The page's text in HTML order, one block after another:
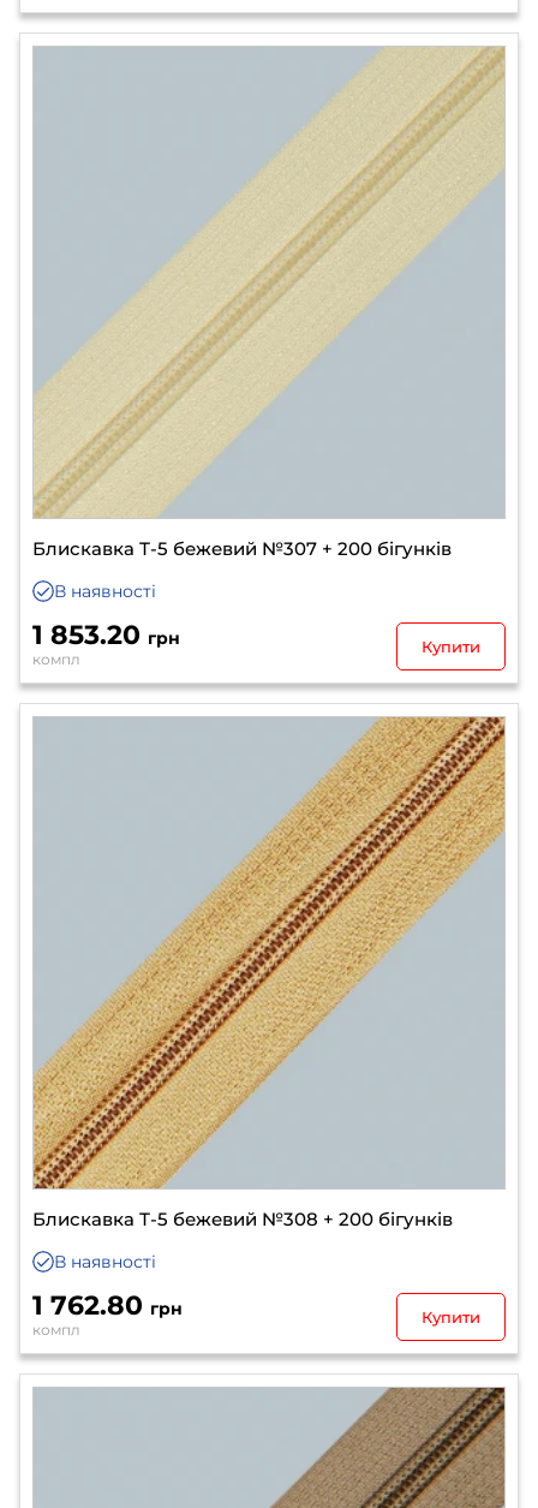
Блискавка Т-5 бежевий №307 + 200 бігунків
В наявності
1 853.20 грн
компл
Купити
Блискавка Т-5 бежевий №308 + 200 бігунків
В наявності
1 762.80 грн
компл
Купити